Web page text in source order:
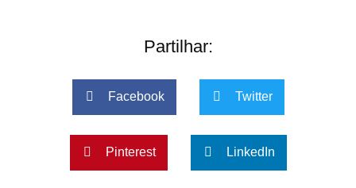
Partilhar:
Facebook Twitter
Pinterest LinkedIn